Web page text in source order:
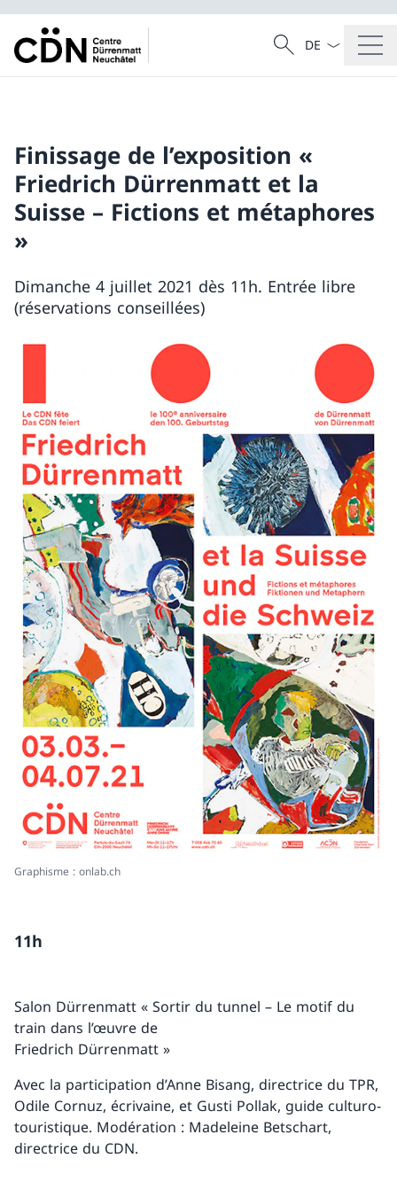
Recherche
Recherche
La langue
Finissage de l’exposition «
Friedrich Dürrenmatt et la
Suisse – Fictions et métaphores
»
Dimanche 4 juillet 2021 dès 11h. Entrée libre
(réservations conseillées)
Graphisme : onlab.ch
11h
Salon Dürrenmatt « Sortir du tunnel – Le motif du
train dans l’œuvre de
Friedrich Dürrenmatt »
Avec la participation d’Anne Bisang, directrice du TPR,
Odile Cornuz, écrivaine, et Gusti Pollak, guide culturo-
touristique. Modération : Madeleine Betschart,
directrice du CDN.